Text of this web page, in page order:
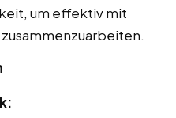
um effektiv mit